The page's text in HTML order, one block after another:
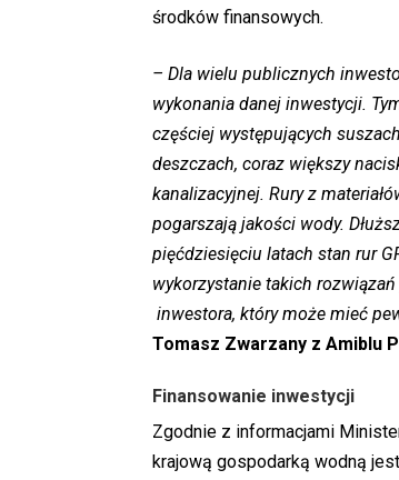
środków finansowych.
– Dla wielu publicznych
wykonania danej inwestycji.
częściej występujących
deszczach, coraz większy
kanalizacyjnej. Rury z
pogarszają jakości wody.
pięćdziesięciu latach stan rur
wykorzystanie takich
inwestora, który może mieć
Tomasz Zwarzany z Amiblu
Finansowanie inwestycji
Zgodnie z informacjami
krajową gospodarką wodną